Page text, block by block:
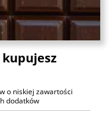
o niskiej zawartości
dodatków